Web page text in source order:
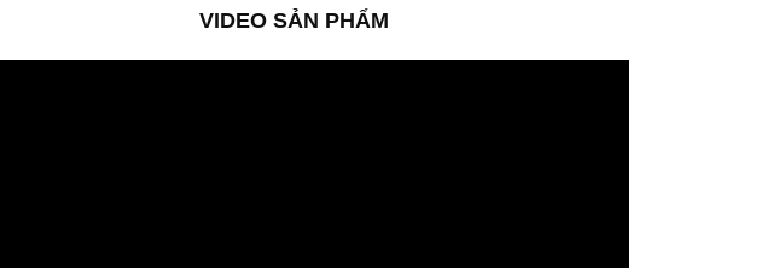
VIDEO SẢN PHẨM